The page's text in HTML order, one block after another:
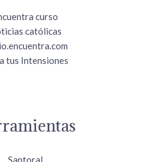
curso
católicas
tus Intensiones
Santoral